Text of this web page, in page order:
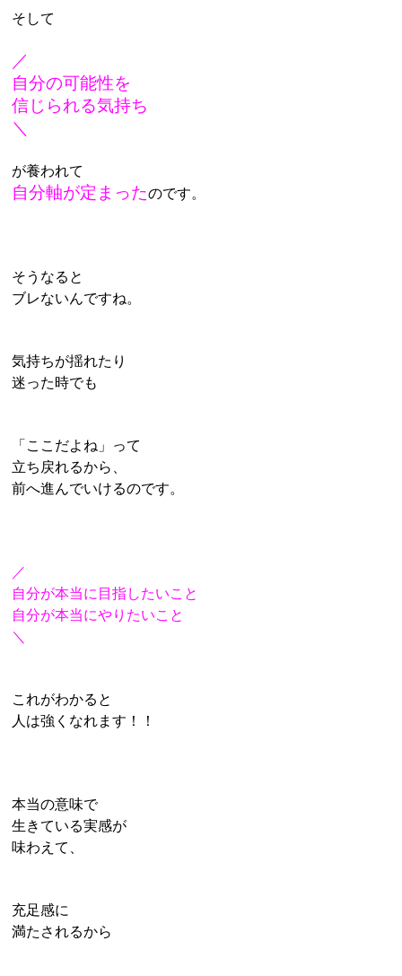
そして
／
自分の可能性を
信じられる気持ち
＼
が養われて
自分軸が定まったのです。
そうなると
ブレないんですね。
気持ちが揺れたり
迷った時でも
「ここだよね」って
立ち戻れるから、
前へ進んでいけるのです。
／
自分が本当に目指したいこと
自分が本当にやりたいこと
＼
これがわかると
人は強くなれます！！
本当の意味で
生きている実感が
味わえて、
充足感に
満たされるから